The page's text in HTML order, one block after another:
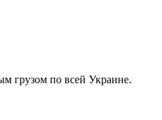
грузом по всей Украине.